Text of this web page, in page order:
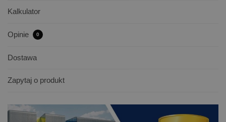
Kalkulator
Opinie 0
Dostawa
Zapytaj o produkt